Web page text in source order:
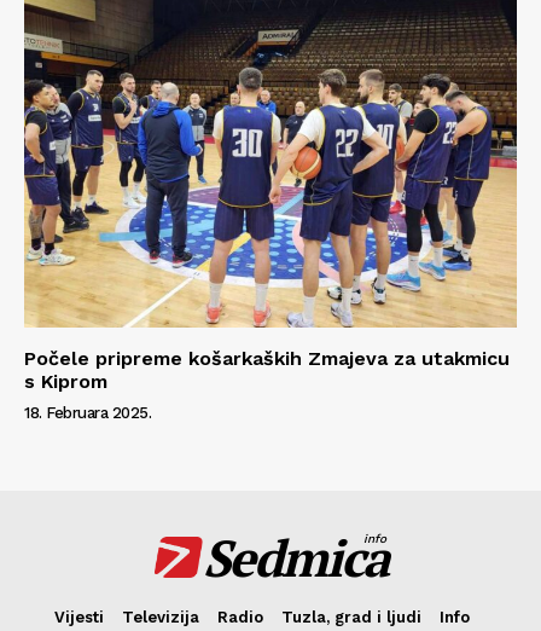
Počele pripreme košarkaških Zmajeva za utakmicu
s Kiprom
18. Februara 2025.
Sedmica
info
Vijesti Televizija Radio Tuzla, grad i ljudi
Info